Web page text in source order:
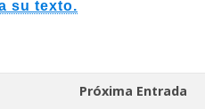
su texto.
Próxima Entrada